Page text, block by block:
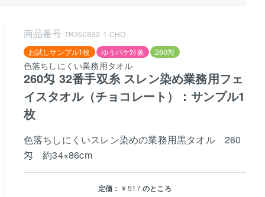
商品番号 TR260S32-1-CHO
お試しサンプル1枚
ゆうパケ対象 260匁
色落ちしにくい業務用タオル
260匁 32番手双糸 スレン染め業務用フェ
イスタオル（チョコレート）：サンプル1
枚
色落ちしにくいスレン染めの業務用黒タオル 260
匁 約34×86cm
定価： ¥517のところ